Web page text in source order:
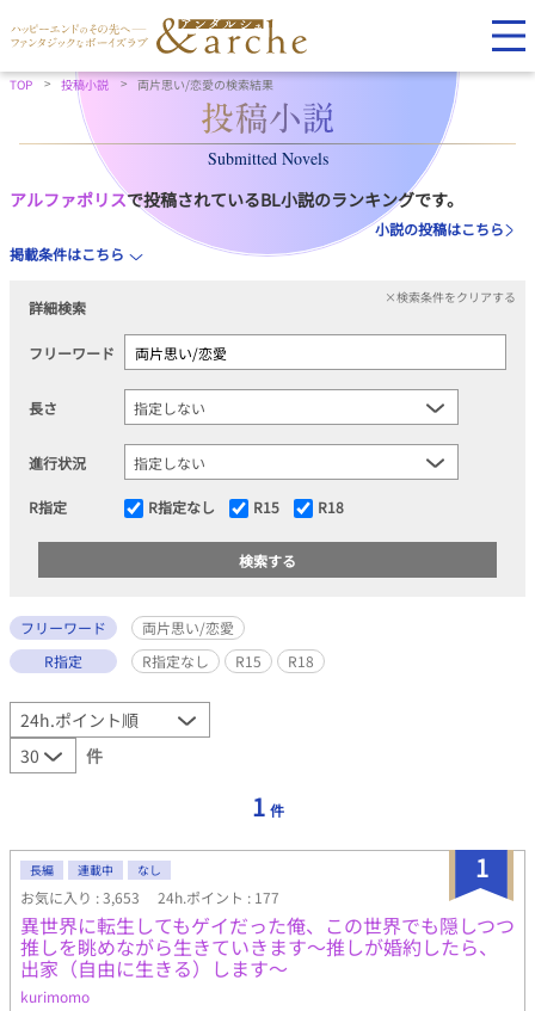
TOP 投稿小説 両片思い/恋愛の検索結果
Submitted Novels
アルファポリスで投稿されているBL小説のランキングです。
小説の投稿はこちら
掲載条件はこちら
詳細検索
×検索条件をクリアする
フリーワード
長さ
進行状況
R指定 R指定なし R15 R18
フリーワード
両片思い/恋愛
R指定
R指定なし R15 R18
件
1 件
1
長編 連載中 なし
お気に入り : 3,653 24h.ポイント : 177
異世界に転生してもゲイだった俺、この世界でも隠しつつ
推しを眺めながら生きていきます～推しが婚約したら、
出家（自由に生きる）します～
kurimomo